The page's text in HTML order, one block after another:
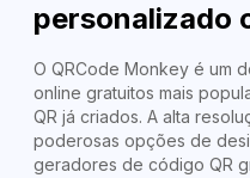
personalizado
O QRCode Monkey é um
online gratuitos mais
QR já criados. A alta
poderosas opções de
geradores de código QR